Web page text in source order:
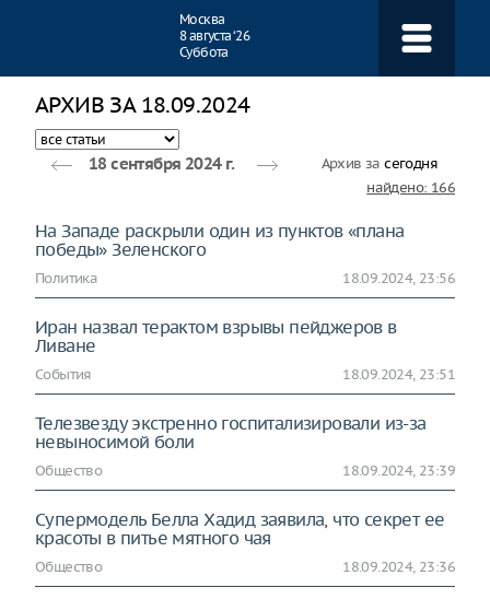
Москва
8 августа ‘26
Суббота
АРХИВ ЗА 18.09.2024
18 сентября 2024 г. Архив засегодня
найдено: 166
На Западе раскрыли один из пунктов «плана
победы» Зеленского
Политика 18.09.2024, 23:56
Иран назвал терактом взрывы пейджеров в
Ливане
События 18.09.2024, 23:51
Телезвезду экстренно госпитализировали из-за
невыносимой боли
Общество 18.09.2024, 23:39
Супермодель Белла Хадид заявила, что секрет ее
красоты в питье мятного чая
Общество 18.09.2024, 23:36